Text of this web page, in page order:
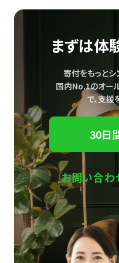
まずは体
寄付をもっとシ
国内No.1のオー
で、支援
30日
お問い合わ